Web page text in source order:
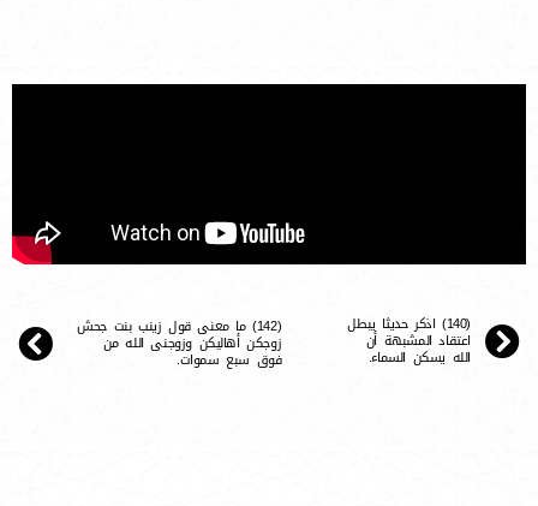
(140) اذكر حديثا يبطل
اعتقاد المشبهة أن
الله يسكن السماء.
(142) ما معنى قول زينب بنت جحش
زوجكن أهاليكن وزوجنى الله من
فوق سبع سموات.